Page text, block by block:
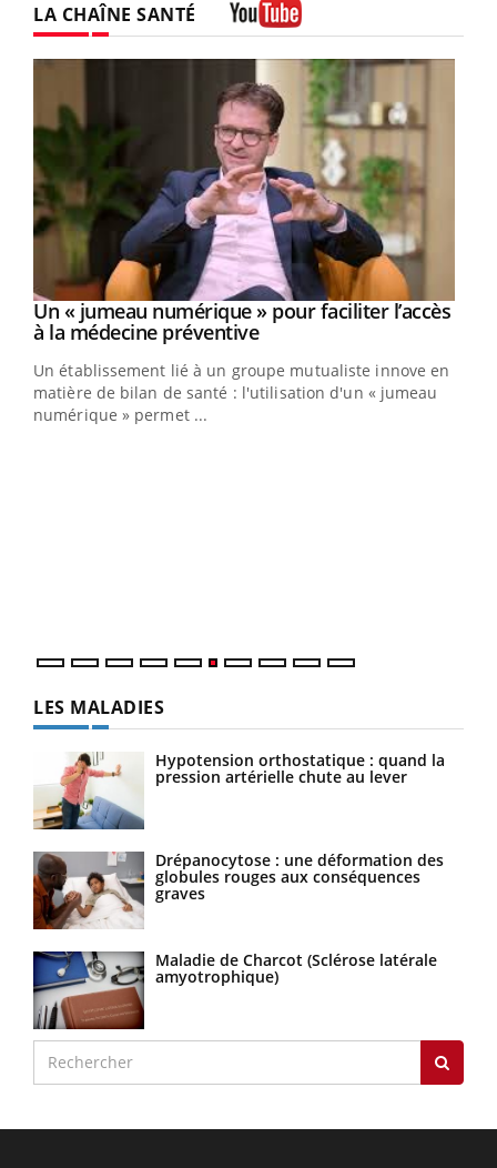
LA CHAÎNE SANTÉ
Youtube
Un « jumeau numérique » pour faciliter l’accès
à la médecine préventiveYoutube
Un établissement lié à un groupe mutualiste innove en
matière de bilan de santé : l'utilisation d'un « jumeau
numérique » permet ...
LES MALADIES
Hypotension orthostatique : quand la
pression artérielle chute au lever
Drépanocytose : une déformation des
globules rouges aux conséquences
graves
Maladie de Charcot (Sclérose latérale
amyotrophique)